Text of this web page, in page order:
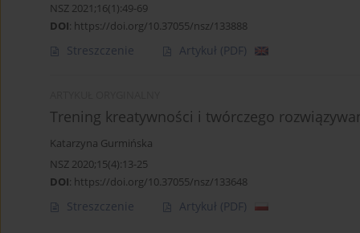
NSZ 2021;16(1):49-69
DOI: https://doi.org/10.37055/nsz/133888
Streszczenie Artykuł (PDF)
Trening kreatywności i twórczego
Katarzyna Gurmińska
NSZ 2020;15(4):13-25
DOI: https://doi.org/10.37055/nsz/133648
Streszczenie Artykuł (PDF)